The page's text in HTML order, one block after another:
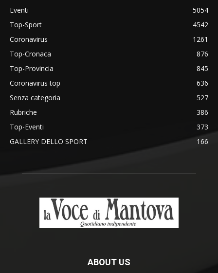
Eventi
5054
Top-Sport
4542
Coronavirus
1261
Top-Cronaca
876
Top-Provincia
845
Coronavirus top
636
Senza categoria
527
Rubriche
386
Top-Eventi
373
GALLERY DELLO SPORT
166
ABOUT US